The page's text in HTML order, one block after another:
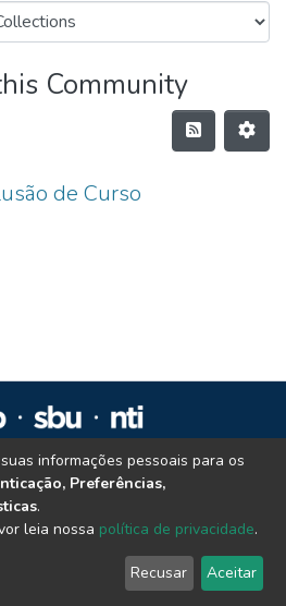
Community
de Curso
Institucional da UENP
| End User Agreement Send Feedback
informações pessoais para os
Preferências,
.
leia nossa política de privacidade.
Recusar Aceitar